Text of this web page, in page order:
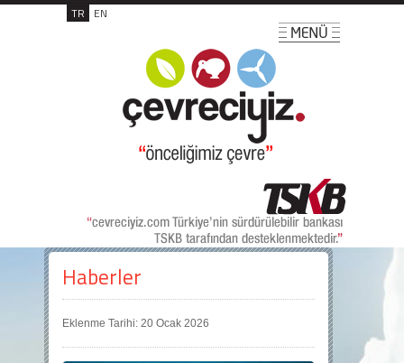
TR EN
Haberler
Eklenme Tarihi: 20 Ocak 2026